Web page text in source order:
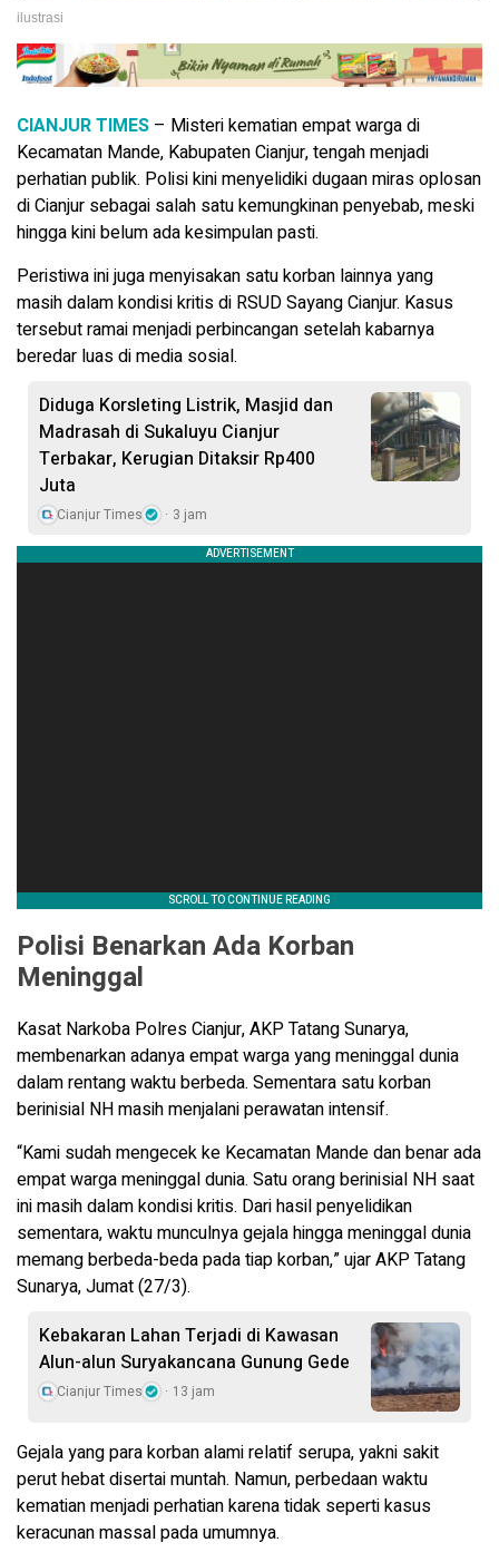
ilustrasi
CIANJUR TIMES – Misteri kematian empat warga di
Kecamatan Mande, Kabupaten Cianjur, tengah menjadi
perhatian publik. Polisi kini menyelidiki dugaan miras oplosan
di Cianjur sebagai salah satu kemungkinan penyebab, meski
hingga kini belum ada kesimpulan pasti.
Peristiwa ini juga menyisakan satu korban lainnya yang
masih dalam kondisi kritis di RSUD Sayang Cianjur. Kasus
tersebut ramai menjadi perbincangan setelah kabarnya
beredar luas di media sosial.
Diduga Korsleting Listrik, Masjid dan
Madrasah di Sukaluyu Cianjur
Terbakar, Kerugian Ditaksir Rp400
Juta
Cianjur Times 3 jam
Polisi Benarkan Ada Korban
Meninggal
Kasat Narkoba Polres Cianjur, AKP Tatang Sunarya,
membenarkan adanya empat warga yang meninggal dunia
dalam rentang waktu berbeda. Sementara satu korban
berinisial NH masih menjalani perawatan intensif.
“Kami sudah mengecek ke Kecamatan Mande dan benar ada
empat warga meninggal dunia. Satu orang berinisial NH saat
ini masih dalam kondisi kritis. Dari hasil penyelidikan
sementara, waktu munculnya gejala hingga meninggal dunia
memang berbeda-beda pada tiap korban,” ujar AKP Tatang
Sunarya, Jumat (27/3).
Kebakaran Lahan Terjadi di Kawasan
Alun-alun Suryakancana Gunung Gede
Cianjur Times 13 jam
Gejala yang para korban alami relatif serupa, yakni sakit
perut hebat disertai muntah. Namun, perbedaan waktu
kematian menjadi perhatian karena tidak seperti kasus
keracunan massal pada umumnya.